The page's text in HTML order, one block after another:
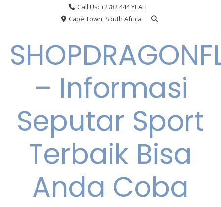
Call Us: +2782 444 YEAH
Cape Town, South Africa
– Informasi
Seputar Sport
Terbaik Bisa
Anda Coba